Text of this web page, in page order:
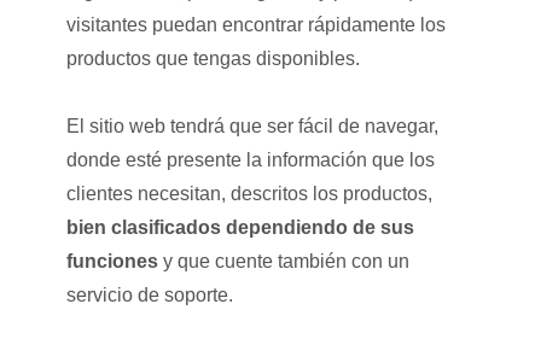
visitantes puedan encontrar rápidamente los
productos que tengas disponibles.
El sitio web tendrá que ser fácil de navegar,
donde esté presente la información que los
clientes necesitan, descritos los productos,
bien clasificados dependiendo de sus
funcionesy que cuente también con un
servicio de soporte.